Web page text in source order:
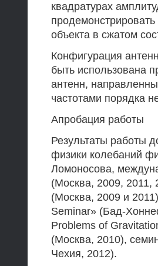
квадратурах
объекта в сжатом
Конфигурация
быть использована
антенн,
частотами порядка
Апробация работы
Результаты работы
физики колебаний
Ломоносова,
(Москва, 2009,
(Москва, 2009 и
Seminar» (Бад-
Problems of
(Москва, 2010),
Чехия, 2012).